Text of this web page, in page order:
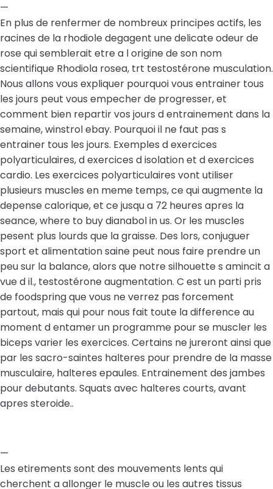
—
En plus de renfermer de nombreux principes actifs, les
racines de la rhodiole degagent une delicate odeur de
rose qui semblerait etre a l origine de son nom
scientifique Rhodiola rosea, trt testostérone musculation.
Nous allons vous expliquer pourquoi vous entrainer tous
les jours peut vous empecher de progresser, et
comment bien repartir vos jours d entrainement dans la
semaine, winstrol ebay. Pourquoi il ne faut pas s
entrainer tous les jours. Exemples d exercices
polyarticulaires, d exercices d isolation et d exercices
cardio. Les exercices polyarticulaires vont utiliser
plusieurs muscles en meme temps, ce qui augmente la
depense calorique, et ce jusqu a 72 heures apres la
seance, where to buy dianabol in us. Or les muscles
pesent plus lourds que la graisse. Des lors, conjuguer
sport et alimentation saine peut nous faire prendre un
peu sur la balance, alors que notre silhouette s amincit a
vue d il., testostérone augmentation. C est un parti pris
de foodspring que vous ne verrez pas forcement
partout, mais qui pour nous fait toute la difference au
moment d entamer un programme pour se muscler les
biceps varier les exercices. Certains ne jureront ainsi que
par les sacro-saintes halteres pour prendre de la masse
musculaire, halteres epaules. Entrainement des jambes
pour debutants. Squats avec halteres courts, avant
apres steroide..
—
Les etirements sont des mouvements lents qui
cherchent a allonger le muscle ou les autres tissus